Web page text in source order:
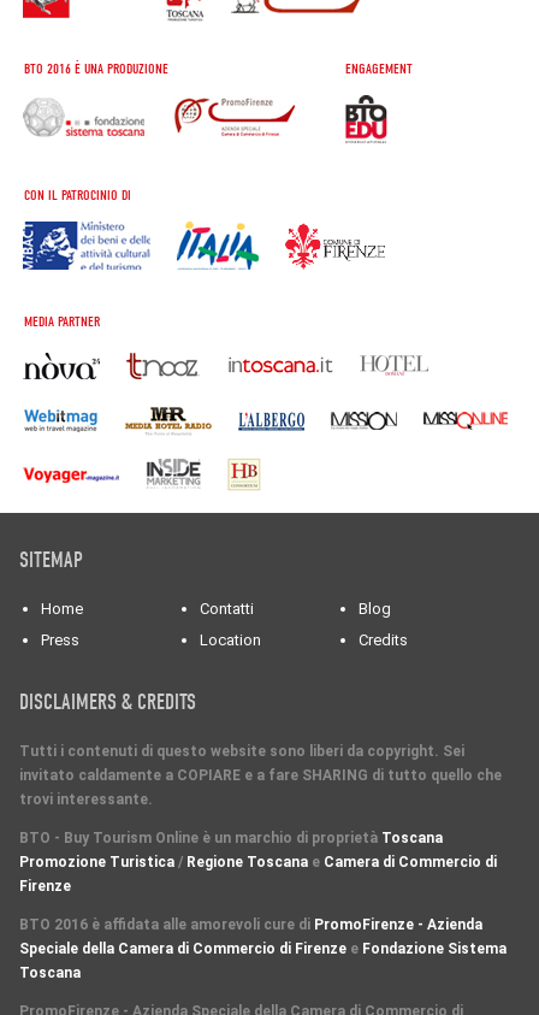
BTO 2016 È UNA PRODUZIONE ENGAGEMENT
CON IL PATROCINIO DI
MEDIA PARTNER
SITEMAP
Home Contatti
Blog
Press
Location Credits
DISCLAIMERS & CREDITS
Tutti i contenuti di questo website sono liberi da copyright. Sei
invitato caldamente a COPIARE e a fare SHARING di tutto quello che
trovi interessante.
BTO - Buy Tourism Online è un marchio di proprietà Toscana
Promozione Turistica / Regione Toscana e Camera di Commercio di
Firenze
BTO 2016 è affidata alle amorevoli cure di PromoFirenze - Azienda
Speciale della Camera di Commercio di Firenze e Fondazione Sistema
Toscana
PromoFirenze - Azienda Speciale della Camera di Commercio di